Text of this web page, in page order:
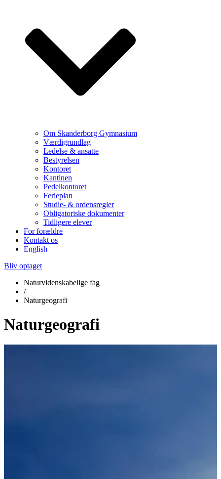
Om Skanderborg Gymnasium
Værdigrundlag
Ledelse & ansatte
Bestyrelsen
Kontoret
Kantinen
Pedelkontoret
Ferieplan
Studie- & ordensregler
Obligatoriske dokumenter
Tidligere elever
For forældre
Kontakt os
English
Bliv optaget
Naturvidenskabelige fag
/
Naturgeografi
Naturgeografi